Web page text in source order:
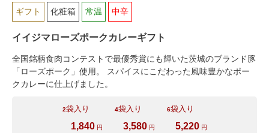
ギフト 化粧箱 常温 中辛
イイジマローズポークカレーギフト
全国銘柄食肉コンテストで最優秀賞にも輝いた茨城のブランド豚
「ローズポーク」使用。 スパイスにこだわった風味豊かなポー
クカレーに仕上げました。
2袋入り
1,840 円
4袋入り
3,580 円
6袋入り
5,220 円